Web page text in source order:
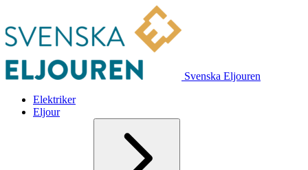
Svenska Eljouren
Elektriker
Eljour